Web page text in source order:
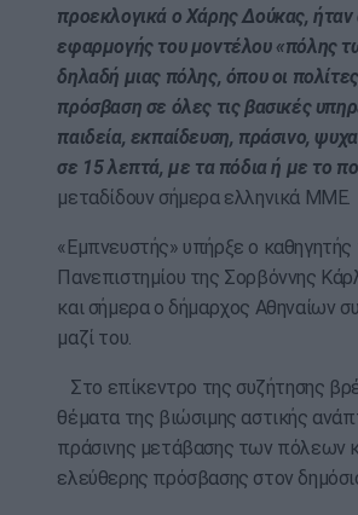
προεκλογικά ο Χάρης Δούκας, ήταν
εφαρμογής του μοντέλου «πόλης
δηλαδή μιας πόλης, όπου οι
πρόσβαση σε όλες τις βασικές
παιδεία, εκπαίδευση, πράσινο,
σε 15 λεπτά, με τα πόδια ή με το
μεταδίδουν σήμερα ελληνικά ΜΜΕ.
«Εμπνευστής» υπήρξε ο καθηγητής
Πανεπιστημίου της Σορβόννης
και σήμερα ο δήμαρχος Αθηναίων
μαζί του.
Στο επίκεντρο της συζήτησης
θέματα της βιώσιμης αστικής
πράσινης μετάβασης των πόλεων
ελεύθερης πρόσβασης στον